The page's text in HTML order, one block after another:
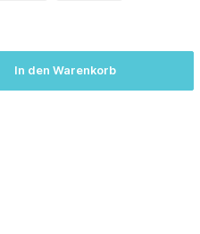
In den Warenkorb